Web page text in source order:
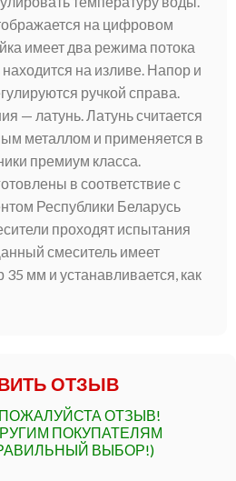
на цифровом
имеет два режима потока
на изливе. Напор и
ручкой справа.
— латунь. Латунь считается
металлом и применяется в
премиум класса.
в соответствие с
Республики Беларусь
проходят испытания
смеситель имеет
мм и устанавливается, как
ОТЗЫВ
ОТЗЫВ!
ПОКУПАТЕЛЯМ
ВЫБОР!)